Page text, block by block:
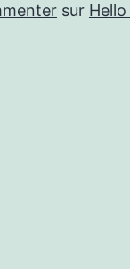
sur